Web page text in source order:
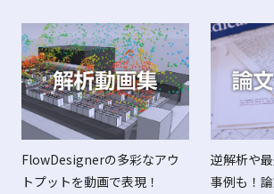
FlowDesignerの多彩なアウ
トプットを動画で表現！
逆解析や
事例も！